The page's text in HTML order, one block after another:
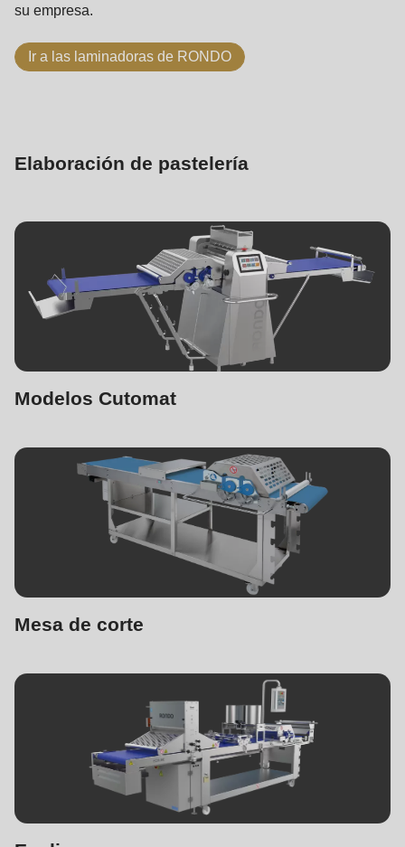
su empresa.
Ir a las laminadoras de RONDO
Elaboración de pastelería
Modelos Cutomat
Mesa de corte